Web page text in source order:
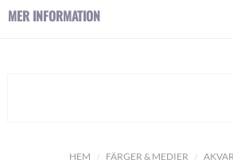
HEM FÄRGER & MEDIER
MER INFORMATION